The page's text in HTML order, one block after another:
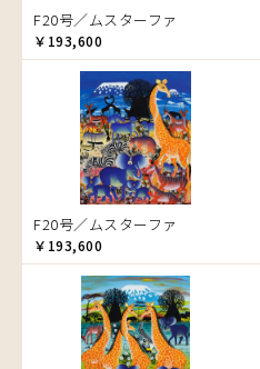
カップル
カバ
カメ
カメレオン
木
キリン
キリマンジャロ
孔雀
サイ
魚の群れ
桜
サル
シマウマ
アリー
アルバー
イッサ
イディー
エミリアス
エレナ
オマリー
ズベリ
スライディ（スライドゥ）
ゼナ
セフ
マワゾ
マングラ
ミムス
ムクラ
ムクンバ
ムスターファ
ムチサ
ムッサ
ムブカ
ムロペ
ムワツカ
ムワメディ
レイモンド
ロジャー
F20号／ムスターファ
￥193,600
F20号／ムスターファ
￥193,600